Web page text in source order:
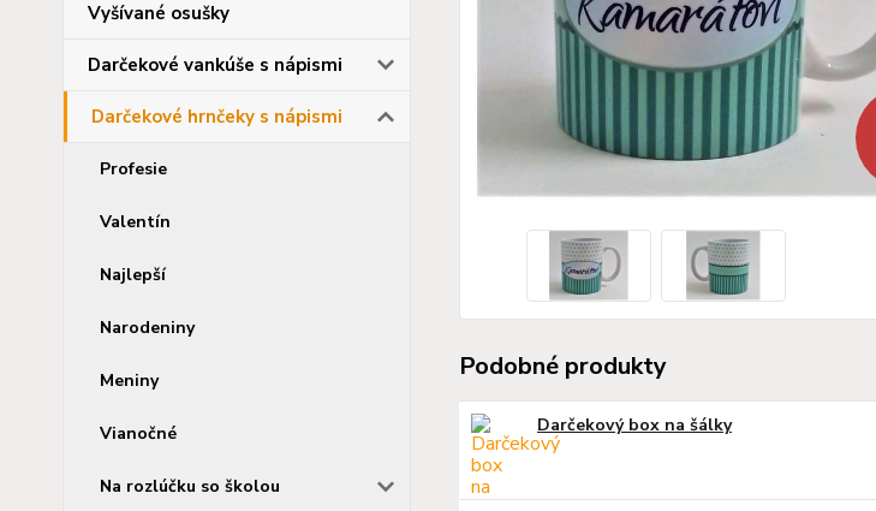
Vyšívané osušky
Darčekové vankúše s nápismi
Darčekové hrnčeky s nápismi
Profesie
Valentín
Najlepší
Narodeniny
Meniny
Vianočné
Na rozlúčku so školou
Podobné produkty
Darčekový box na šálky